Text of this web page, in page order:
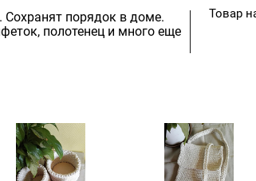
Сохранят порядок в доме.
полотенец и много еще
Товар